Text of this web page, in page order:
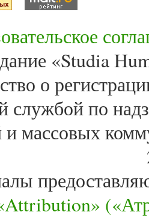
«Studia
о
службой по
и массовых